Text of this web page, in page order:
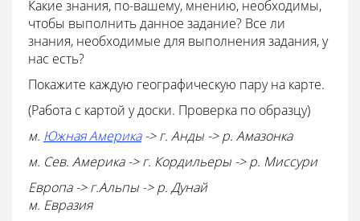
Какие знания, по-вашему, мнению, необходимы,
чтобы выполнить данное задание? Все ли
знания, необходимые для выполнения задания, у
нас есть?
Покажите каждую географическую пару на карте.
(Работа с картой у доски. Проверка по образцу)
м. Южная Америка-> г. Анды -> р. Амазонка
м. Сев. Америка -> г. Кордильеры -> р. Миссури
Европа -> г.Альпы -> р. Дунай
м. Евразия